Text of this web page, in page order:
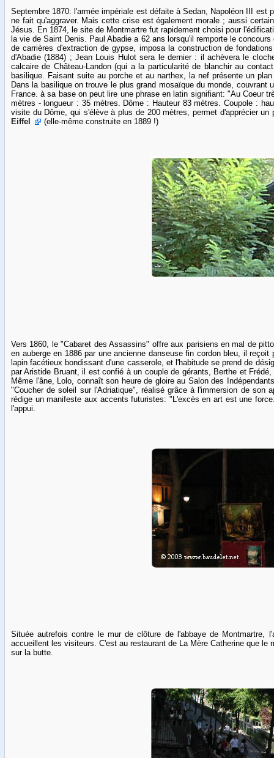
Septembre 1870: l'armée impériale est défaite à Sedan, Napoléon III
ne fait qu'aggraver. Mais cette crise est également morale ; aussi
Jésus. En 1874, le site de Montmartre fut rapidement choisi pour
la vie de Saint Denis. Paul Abadie a 62 ans lorsqu'il remporte le
de carrières d'extraction de gypse, imposa la construction de
d'Abadie (1884) ; Jean Louis Hulot sera le dernier : il achèvera le
calcaire de Château-Landon (qui a la particularité de blanchir au
basilique. Faisant suite au porche et au narthex, la nef présente un
Dans la basilique on trouve le plus grand mosaïque du monde,
France. à sa base on peut lire une phrase en latin signifiant: "Au Coeur
mètres - longueur : 35 mètres. Dôme : Hauteur 83 mètres. Coupole :
visite du Dôme, qui s'élève à plus de 200 mètres, permet d'apprécier
Eiffel
(elle-même construite en 1889 !)
Vers 1860, le "Cabaret des Assassins" offre aux parisiens en mal de
en auberge en 1886 par une ancienne danseuse fin cordon bleu, il
lapin facétieux bondissant d'une casserole, et l'habitude se prend de
par Aristide Bruant, il est confié à un couple de gérants, Berthe et
Même l'âne, Lolo, connaît son heure de gloire au Salon des
"Coucher de soleil sur l'Adriatique", réalisé grâce à l'immersion de son
rédige un manifeste aux accents futuristes: "L'excès en art est une
l'appui.
Située autrefois contre le mur de clôture de l'abbaye de Montmartre,
accueillent les visiteurs. C'est au restaurant de La Mère Catherine que
sur la butte.